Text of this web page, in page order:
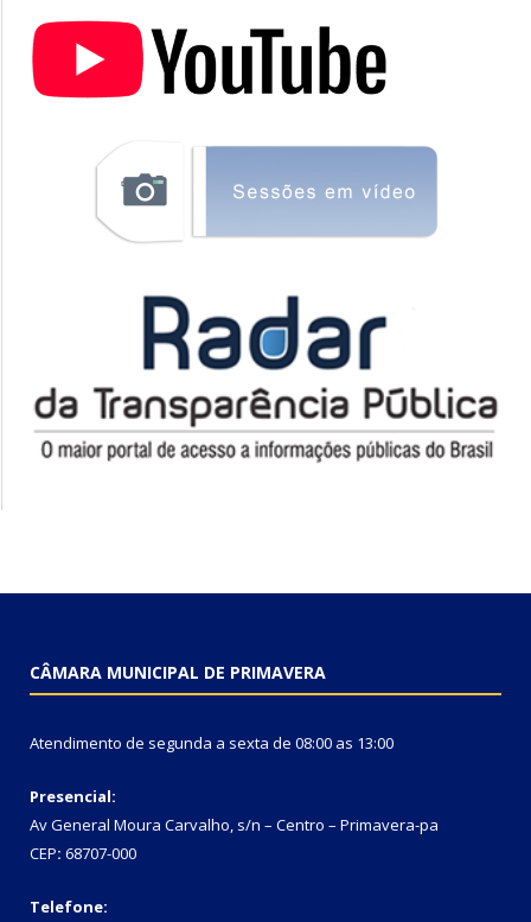
CÂMARA MUNICIPAL DE PRIMAVERA
Atendimento de segunda a sexta de 08:00 as 13:00
Presencial:
Av General Moura Carvalho, s/n – Centro – Primavera-pa
CEP: 68707-000
Telefone: